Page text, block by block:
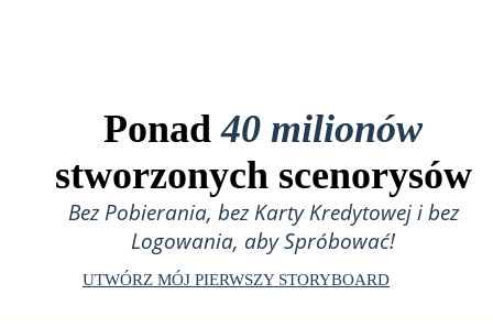
Ponad40 milionów
stworzonych scenorysów
Bez Pobierania, bez Karty Kredytowej i bez
Logowania, aby Spróbować!
UTWÓRZ MÓJ PIERWSZY STORYBOARD